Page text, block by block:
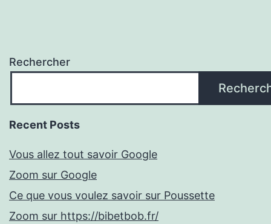
Rechercher
Recent Posts
Vous allez tout savoir Google
Zoom sur Google
Ce que vous voulez savoir sur Poussette
Zoom sur https://bibetbob.fr/